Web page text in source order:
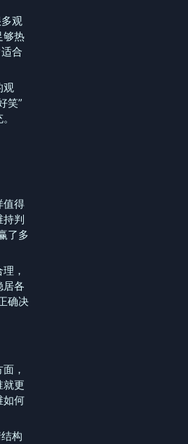
观
够热
合
观
笑”
值得
持判
了多
，
居各
确决
，
就更
如何
构